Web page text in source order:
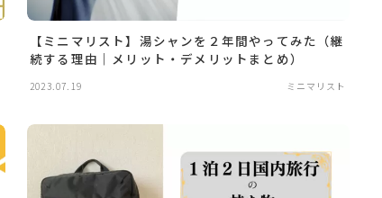
【ミニマリスト】湯シャンを２年間やってみた（継
続する理由｜メリット・デメリットまとめ）
2023.07.19 ミニマリスト